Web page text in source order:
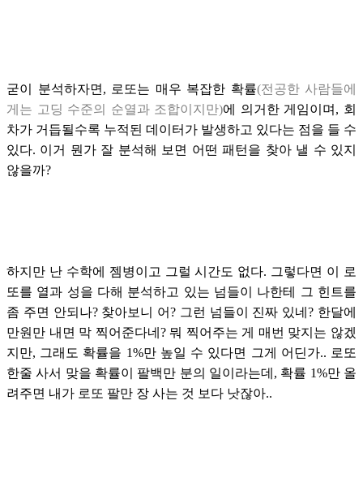
굳이 분석하자면, 로또는 매우 복잡한 확률(전공한 사람들에
게는 고딩 수준의 순열과 조합이지만)에 의거한 게임이며, 회
차가 거듭될수록 누적된 데이터가 발생하고 있다는 점을 들 수
있다. 이거 뭔가 잘 분석해 보면 어떤 패턴을 찾아 낼 수 있지
않을까?
하지만 난 수학에 젬병이고 그럴 시간도 없다. 그렇다면 이 로
또를 열과 성을 다해 분석하고 있는 넘들이 나한테 그 힌트를
좀 주면 안되나? 찾아보니 어? 그런 넘들이 진짜 있네? 한달에
만원만 내면 막 찍어준다네? 뭐 찍어주는 게 매번 맞지는 않겠
지만, 그래도 확률을 1%만 높일 수 있다면 그게 어딘가.. 로또
한줄 사서 맞을 확률이 팔백만 분의 일이라는데, 확률 1%만 올
려주면 내가 로또 팔만 장 사는 것 보다 낫잖아..